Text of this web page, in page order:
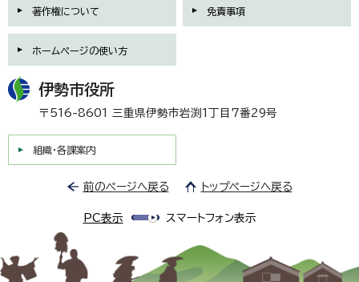
著作権について 免責事項
ホームページの使い方
伊勢市役所
〒516-8601 三重県伊勢市岩渕1丁目7番29号
組織・各課案内
前のページへ戻る トップページへ戻る
PC表示 スマートフォン表示